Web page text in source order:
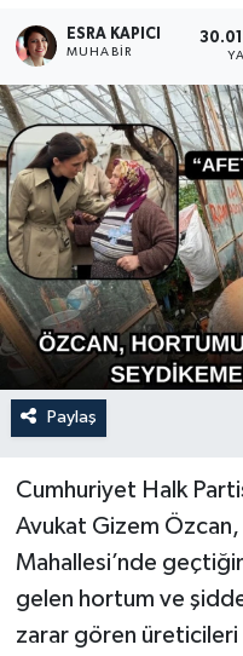
ESRA KAPICI
MUHABİR
Paylaş
Cumhuriyet Halk
Avukat Gizem
Mahallesi’nde
gelen hortum ve
zarar gören üreticileri